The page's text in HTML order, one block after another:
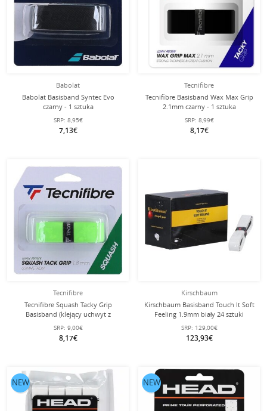
Babolat
Babolat Basisband Syntec Evo
czarny - 1 sztuka
SRP: 8,95€
7,13€
Tecnifibre
Tecnifibre Basisband Wax Max Grip
2.1mm czarny - 1 sztuka
SRP: 8,99€
8,17€
Tecnifibre
Tecnifibre Squash Tacky Grip
Basisband (klejący uchwyt z
woskiem) zielony - 1 sztuka
SRP: 9,00€
8,17€
Kirschbaum
Kirschbaum Basisband Touch It Soft
Feeling 1.9mm biały 24 sztuki
SRP: 129,00€
123,93€
NEW NEW